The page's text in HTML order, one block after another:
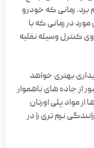
برد. زمانی که خودرو
در زمانی که با
کنترل وسیله نقلیه
بهتری خواهد
از جاده های ناهموار
مواد پلی اورتان
نرم تری را در